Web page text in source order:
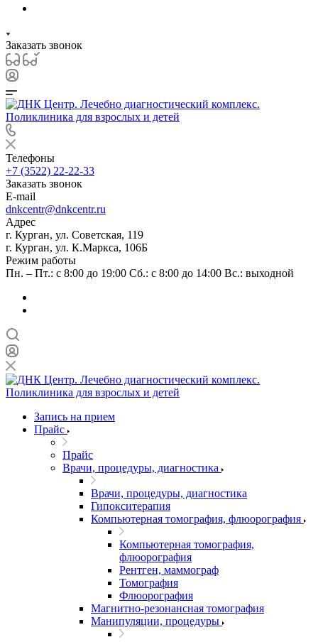
Заказать звонок
Телефоны
+7 (3522) 22-22-33
Заказать звонок
E-mail
dnkcentr@dnkcentr.ru
Адрес
г. Курган, ул. Советская, 119
г. Курган, ул. К.Маркса, 106Б
Режим работы
Пн. – Пт.: с 8:00 до 19:00 Сб.: с 8:00 до 14:00 Вс.: выходной
Запись на прием
Прайс
Прайс
Врачи, процедуры, диагностика
Врачи, процедуры, диагностика
Гипокситерапия
Компьютерная томография, флюорография
Компьютерная томография,
флюорография
Рентген, маммограф
Томография
Флюорография
Магнитно-резонансная томография
Манипуляции, процедуры